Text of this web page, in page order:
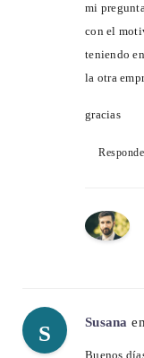
mi
con el
teniendo
la otra
gracias
S Susana
Buenos